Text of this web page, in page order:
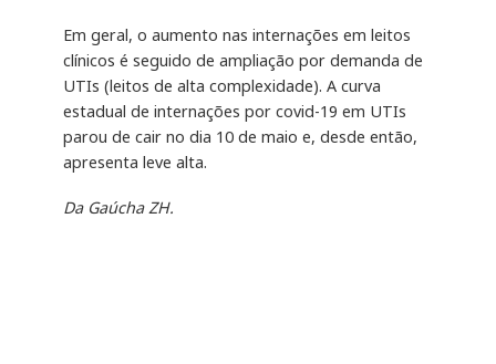
Em geral, o aumento nas internações em leitos
clínicos é seguido de ampliação por demanda de
UTIs (leitos de alta complexidade). A curva
estadual de internações por covid-19 em UTIs
parou de cair no dia 10 de maio e, desde então,
apresenta leve alta.
Da Gaúcha ZH.